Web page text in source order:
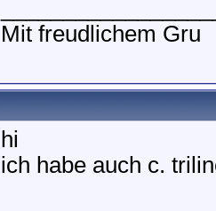
Mit freudlichem Gru
hi
ich habe auch c.